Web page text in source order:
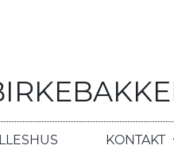
KONTAKT